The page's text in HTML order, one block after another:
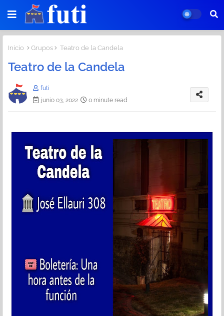
Inicio Grupos Teatro de la Candela
Teatro de la Candela
futi
junio 03, 2022
0 minute read